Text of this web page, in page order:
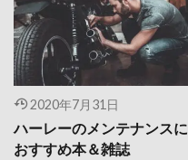
2020年7月31日
ハーレーのメンテナンスに
おすすめ本＆雑誌